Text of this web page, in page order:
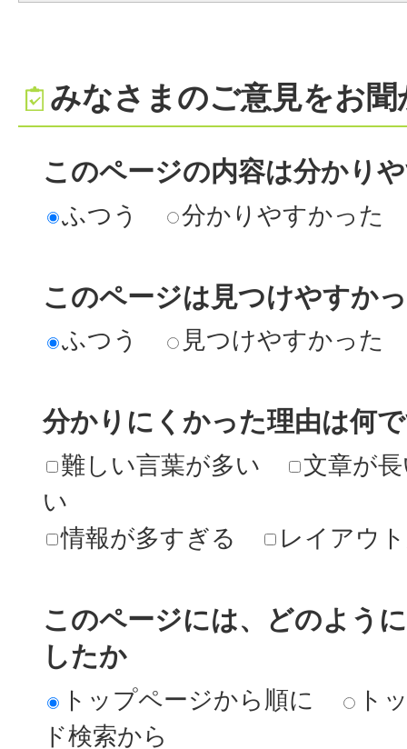
みなさまのご意見をお
このページの内容は分かり
ふつう 分かりやすかった
このページは見つけやすか
ふつう 見つけやすかった
分かりにくかった理由は何
難しい言葉が多い
文章が
い
情報が多すぎる
レイアウ
このページには、どのよう
したか
トップページから順に
ト
ド検索から